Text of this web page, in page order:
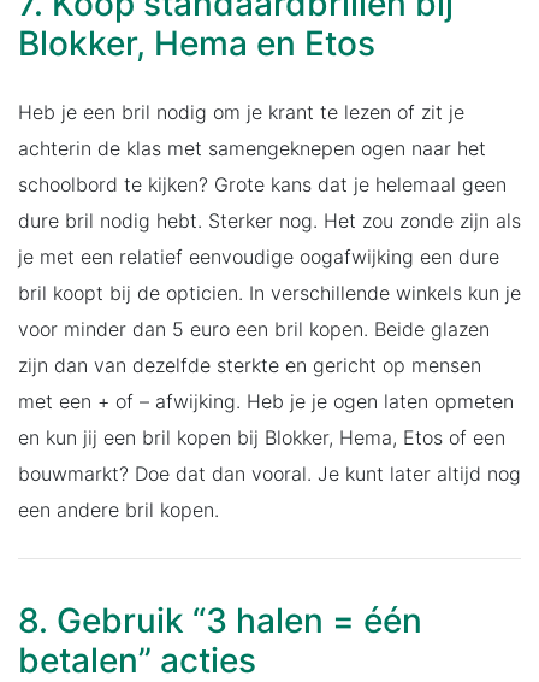
Blokker, Hema en Etos
Heb je een bril nodig om je krant te lezen of zit je
achterin de klas met samengeknepen ogen naar het
schoolbord te kijken? Grote kans dat je helemaal geen
dure bril nodig hebt. Sterker nog. Het zou zonde zijn als
je met een relatief eenvoudige oogafwijking een dure
bril koopt bij de opticien. In verschillende winkels kun je
voor minder dan 5 euro een bril kopen. Beide glazen
zijn dan van dezelfde sterkte en gericht op mensen
met een + of – afwijking. Heb je je ogen laten opmeten
en kun jij een bril kopen bij Blokker, Hema, Etos of een
bouwmarkt? Doe dat dan vooral. Je kunt later altijd nog
een andere bril kopen.
8. Gebruik “3 halen = één
betalen” acties